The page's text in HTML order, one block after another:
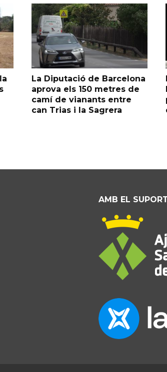
La Diputació de Barcelona
aprova els 150 metres de
camí de vianants entre
can Trias i la Sagrera
AMB EL